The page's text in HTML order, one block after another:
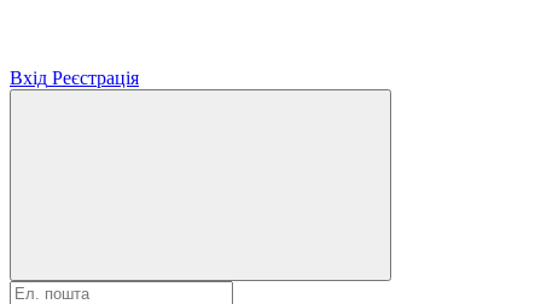
Вхід Реєстрація